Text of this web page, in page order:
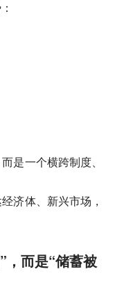
是一个横跨制度、
济体、新兴市场，
，而是“储蓄被